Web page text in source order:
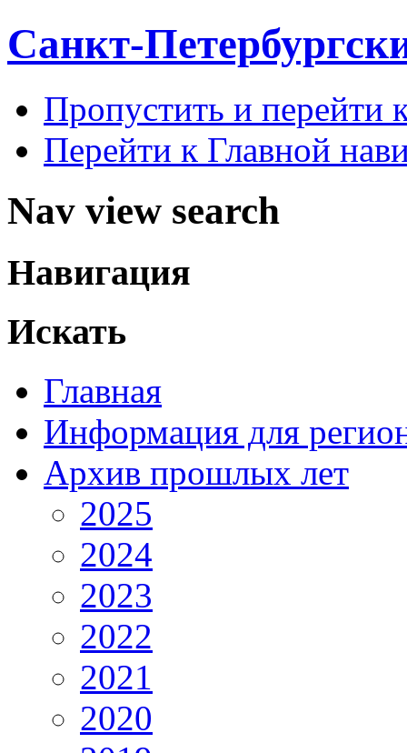
Санкт-
Пропустить и перейти
Перейти к Главной
Nav view search
Навигация
Искать
Главная
Информация для
Архив прошлых лет
2025
2024
2023
2022
2021
2020